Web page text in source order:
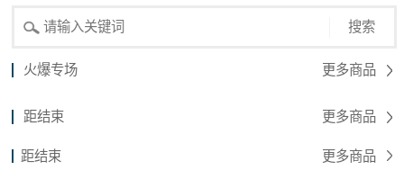
搜索
火爆专场 更多商品
距结束 更多商品
距结束 更多商品